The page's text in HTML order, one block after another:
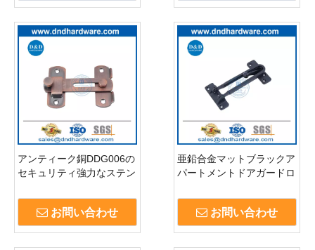
アンティーク銅DDG006の
セキュリティ強力なステン
お問い合わせ
亜鉛合金マットブラックア
パートメントドアガードロ
DDDG008
お問い合わせ